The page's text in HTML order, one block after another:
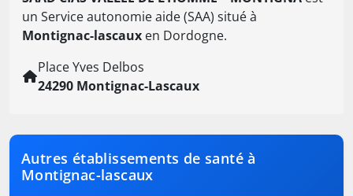
un Service autonomie aide (SAA) situé à
Montignac-lascaux en Dordogne.
Place Yves Delbos
24290 Montignac-Lascaux
Autres établissements de santé à
Montignac-lascaux